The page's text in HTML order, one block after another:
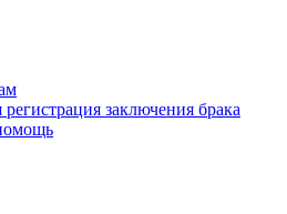
заключения брака